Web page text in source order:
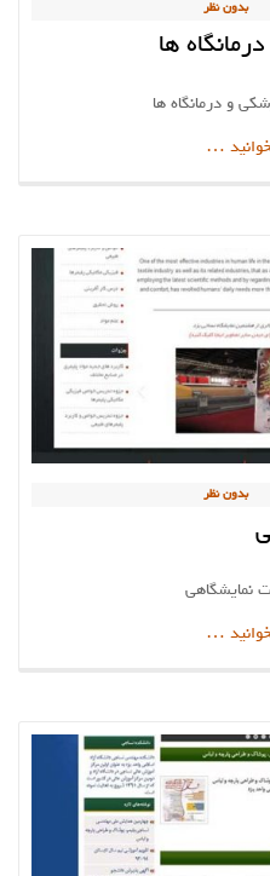
بدون نظر
ها
و درمانگاه ها
دربارهطراحی
درمانگاه
…
بدون نظر
نمایشگاهی
دربارهطراحی
…